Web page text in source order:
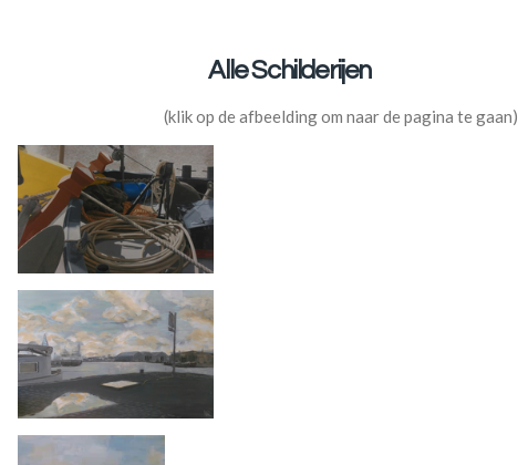
Alle Schilderijen
(klik op de afbeelding om naar de pagina te gaan)